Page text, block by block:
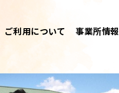
ご利用について 事業所情報